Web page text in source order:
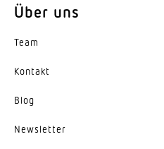
Variante
Über uns
Team
Kontakt
Blog
News­letter